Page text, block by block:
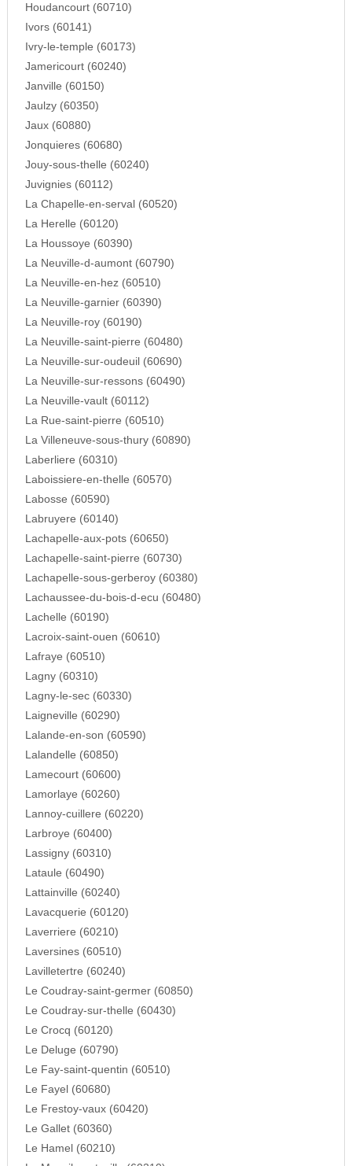
Houdancourt (60710)
Ivors (60141)
Ivry-le-temple (60173)
Jamericourt (60240)
Janville (60150)
Jaulzy (60350)
Jaux (60880)
Jonquieres (60680)
Jouy-sous-thelle (60240)
Juvignies (60112)
La Chapelle-en-serval (60520)
La Herelle (60120)
La Houssoye (60390)
La Neuville-d-aumont (60790)
La Neuville-en-hez (60510)
La Neuville-garnier (60390)
La Neuville-roy (60190)
La Neuville-saint-pierre (60480)
La Neuville-sur-oudeuil (60690)
La Neuville-sur-ressons (60490)
La Neuville-vault (60112)
La Rue-saint-pierre (60510)
La Villeneuve-sous-thury (60890)
Laberliere (60310)
Laboissiere-en-thelle (60570)
Labosse (60590)
Labruyere (60140)
Lachapelle-aux-pots (60650)
Lachapelle-saint-pierre (60730)
Lachapelle-sous-gerberoy (60380)
Lachaussee-du-bois-d-ecu (60480)
Lachelle (60190)
Lacroix-saint-ouen (60610)
Lafraye (60510)
Lagny (60310)
Lagny-le-sec (60330)
Laigneville (60290)
Lalande-en-son (60590)
Lalandelle (60850)
Lamecourt (60600)
Lamorlaye (60260)
Lannoy-cuillere (60220)
Larbroye (60400)
Lassigny (60310)
Lataule (60490)
Lattainville (60240)
Lavacquerie (60120)
Laverriere (60210)
Laversines (60510)
Lavilletertre (60240)
Le Coudray-saint-germer (60850)
Le Coudray-sur-thelle (60430)
Le Crocq (60120)
Le Deluge (60790)
Le Fay-saint-quentin (60510)
Le Fayel (60680)
Le Frestoy-vaux (60420)
Le Gallet (60360)
Le Hamel (60210)